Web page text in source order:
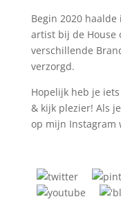
Begin 2020
artist bij de House
verschillende
verzorgd.
Hopelijk heb je
& kijk plezier! Als
op mijn Instagram